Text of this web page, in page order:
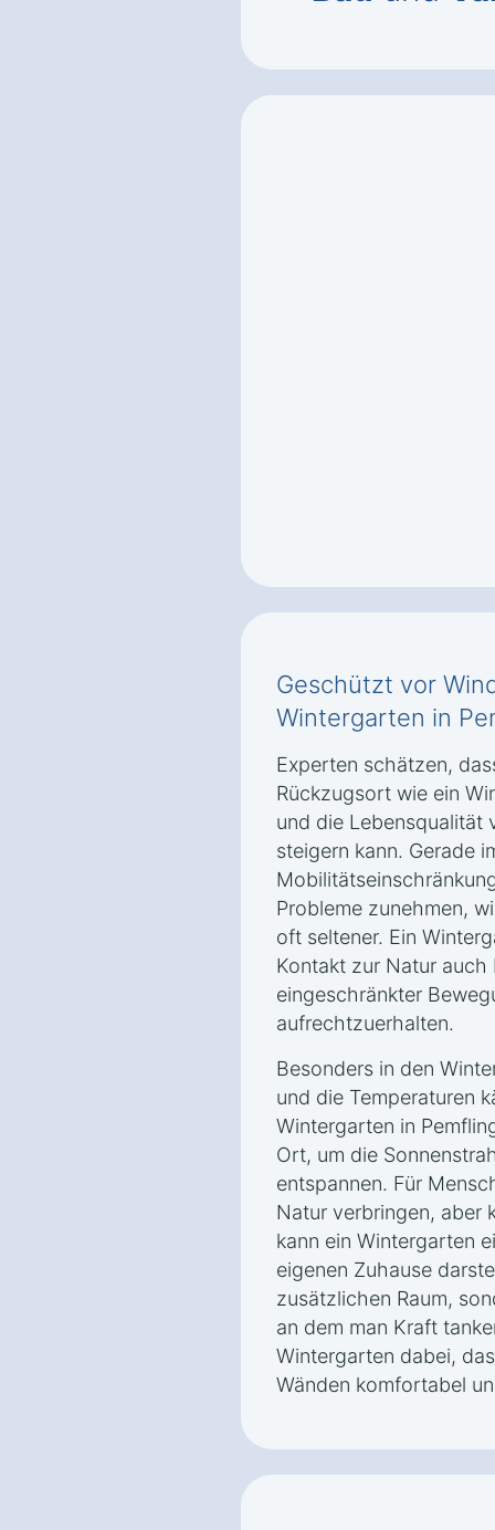
Geschützt vor
Wintergarten in
Experten schätzen,
Rückzugsort wie ein
und die Lebensqualität
steigern kann. Gerade
Probleme zunehmen,
oft seltener. Ein
Kontakt zur Natur
eingeschränkter
aufrechtzuerhalten.
Besonders in den
und die Temperaturen
Wintergarten in
Ort, um die
entspannen. Für
Natur verbringen, aber
kann ein Wintergarten
eigenen Zuhause
zusätzlichen Raum,
an dem man Kraft
Wintergarten dabei,
Wänden komfortabel